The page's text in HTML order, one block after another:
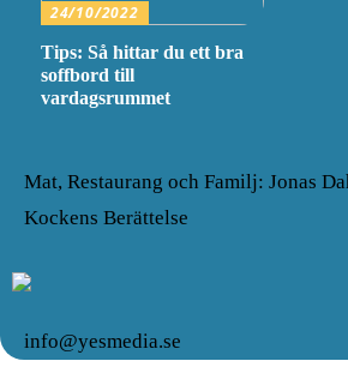
24/10/2022
Tips: Så hittar du ett bra
soffbord till
vardagsrummet
Mat, Restaurang och Familj: Jonas
Kockens Berättelse
info@yesmedia.se